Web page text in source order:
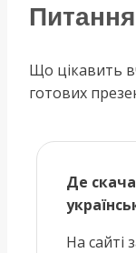
Що цікавить
готових
Де
На сайті